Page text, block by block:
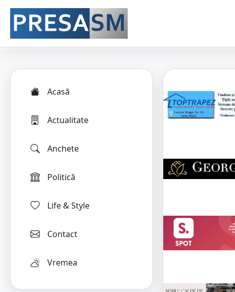
Acasă
Actualitate
Anchete
Politică
Life & Style
Contact
Vremea